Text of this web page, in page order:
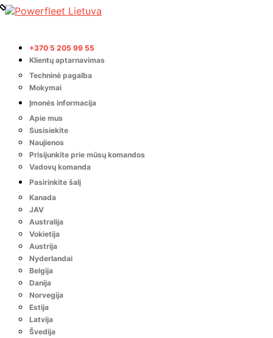
+370 5 205 99 55
Klientų aptarnavimas
Techninė pagalba
Mokymai
Įmonės informacija
Apie mus
Susisiekite
Naujienos
Prisijunkite prie mūsų komandos
Vadovų komanda
Pasirinkite šalį
Kanada
JAV
Australija
Vokietija
Austrija
Nyderlandai
Belgija
Danija
Norvegija
Estija
Latvija
Švedija